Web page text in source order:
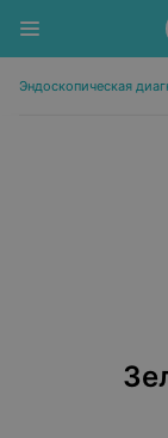
Эндоскопическая